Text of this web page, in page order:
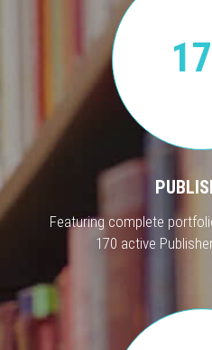
Featuring complete
170 active